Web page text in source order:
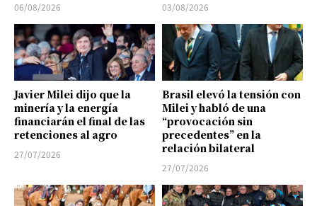
06/08/2026 03/08/2026
Javier Milei dijo que la
minería y la energía
financiarán el final de las
retenciones al agro
27/07/2026
Brasil elevó la tensión con
Milei y habló de una
“provocación sin
precedentes” en la
relación bilateral
27/07/2026